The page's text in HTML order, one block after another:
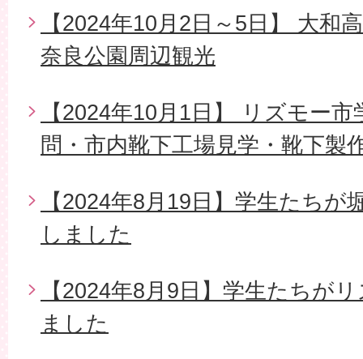
【2024年10月2日～5日】 大和
奈良公園周辺観光
【2024年10月1日】 リズモー
問・市内靴下工場見学・靴下製
【2024年8月19日】学生たちが
しました
【2024年8月9日】学生たちが
ました